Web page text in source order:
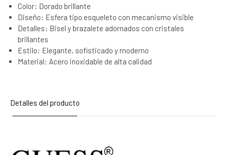
Color: Dorado brillante
Diseño: Esfera tipo esqueleto con mecanismo visible
Detalles: Bisel y brazalete adornados con cristales
brillantes
Estilo: Elegante, sofisticado y moderno
Material: Acero inoxidable de alta calidad
Detalles del producto